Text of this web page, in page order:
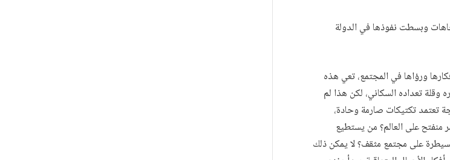
وبسطت نفوذها في الدولة
ورؤاها في المجتمع، تعي هذه
وقلة تعداده السكاني، لكن هذا لم
تعتمد تكتيكات صارمة وحادة،
على العالم؟ من يستطيع
على مجتمع مثقف؟ لا يمكن ذلك